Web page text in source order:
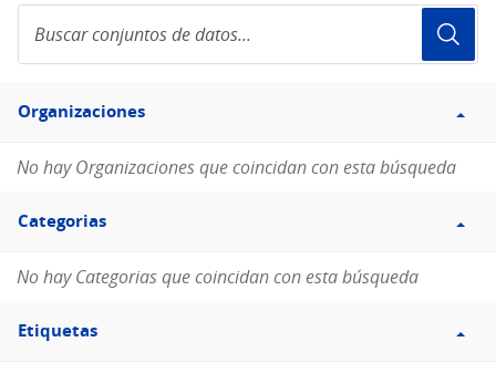
conjuntos
de
Filtro
Organizaciones
Organizaciones
No hay Organizaciones que coincidan con esta búsqueda
Filtro
Categorias
Categorias
No hay Categorias que coincidan con esta búsqueda
Filtro
Etiquetas
Etiquetas